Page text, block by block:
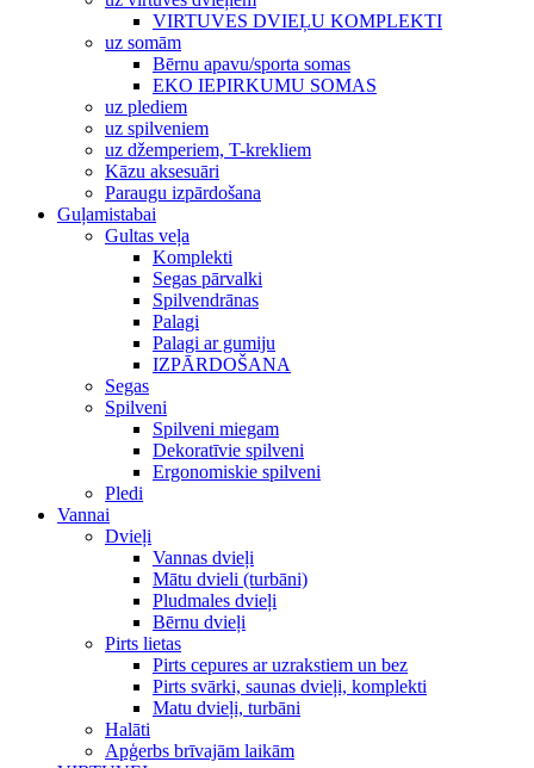
VIRTUVES DVIEĻU KOMPLEKTI
uz somām
Bērnu apavu/sporta somas
EKO IEPIRKUMU SOMAS
uz plediem
uz spilveniem
uz džemperiem, T-krekliem
Kāzu aksesuāri
Paraugu izpārdošana
Guļamistabai
Gultas veļa
Komplekti
Segas pārvalki
Spilvendrānas
Palagi
Palagi ar gumiju
IZPĀRDOŠANA
Segas
Spilveni
Spilveni miegam
Dekoratīvie spilveni
Ergonomiskie spilveni
Pledi
Vannai
Dvieļi
Vannas dvieļi
Mātu dvieli (turbāni)
Pludmales dvieļi
Bērnu dvieļi
Pirts lietas
Pirts cepures ar uzrakstiem un bez
Pirts svārki, saunas dvieļi, komplekti
Matu dvieļi, turbāni
Halāti
Apģerbs brīvajām laikām